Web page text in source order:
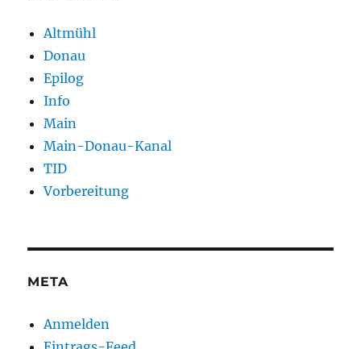
Altmühl
Donau
Epilog
Info
Main
Main-Donau-Kanal
TID
Vorbereitung
META
Anmelden